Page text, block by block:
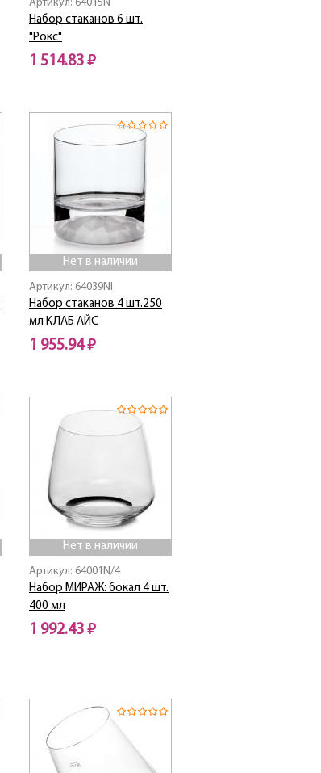
Артикул: 64015N
Набор стаканов 6 шт.
"Рокс"
1 514.83 ₽
Нет в наличии
Артикул: 64039NI
Набор стаканов 4 шт.250
мл КЛАБ АЙС
1 955.94 ₽
Нет в наличии
Артикул: 64001N/4
Набор МИРАЖ: бокал 4 шт.
400 мл
1 992.43 ₽